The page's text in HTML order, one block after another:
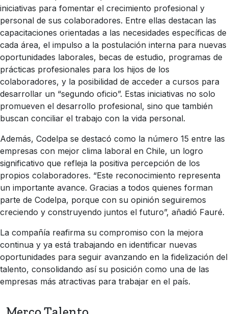
iniciativas para fomentar el crecimiento profesional y
personal de sus colaboradores. Entre ellas destacan las
capacitaciones orientadas a las necesidades específicas de
cada área, el impulso a la postulación interna para nuevas
oportunidades laborales, becas de estudio, programas de
prácticas profesionales para los hijos de los
colaboradores, y la posibilidad de acceder a cursos para
desarrollar un “segundo oficio”. Estas iniciativas no solo
promueven el desarrollo profesional, sino que también
buscan conciliar el trabajo con la vida personal.
Además, Codelpa se destacó como la número 15 entre las
empresas con mejor clima laboral en Chile, un logro
significativo que refleja la positiva percepción de los
propios colaboradores. “Este reconocimiento representa
un importante avance. Gracias a todos quienes forman
parte de Codelpa, porque con su opinión seguiremos
creciendo y construyendo juntos el futuro”, añadió Fauré.
La compañía reafirma su compromiso con la mejora
continua y ya está trabajando en identificar nuevas
oportunidades para seguir avanzando en la fidelización del
talento, consolidando así su posición como una de las
empresas más atractivas para trabajar en el país.